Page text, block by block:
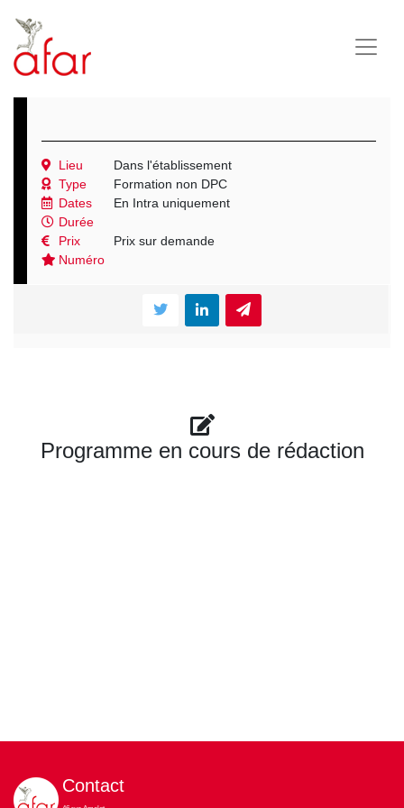
Lieu
Dans l'établissement
Type
Formation non DPC
Dates
En Intra uniquement
Durée
Prix
Prix sur demande
Numéro
Programme en cours de rédaction
Contact